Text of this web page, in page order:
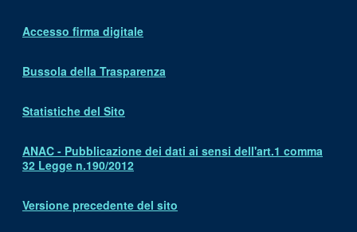
Accesso firma digitale
Bussola della Trasparenza
Statistiche del Sito
ANAC - Pubblicazione dei dati ai sensi dell'art.1 comma
32 Legge n.190/2012
Versione precedente del sito